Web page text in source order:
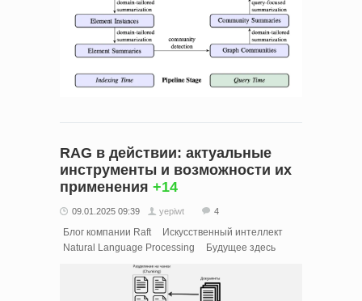
RAG в действии: актуальные
инструменты и возможности их
применения +14
09.01.2025 09:39 yepiwt 4
Блог компании Raft
Искусственный интеллект
Natural Language Processing
Будущее здесь